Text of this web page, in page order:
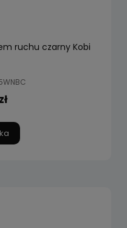
ruchu czarny Kobi